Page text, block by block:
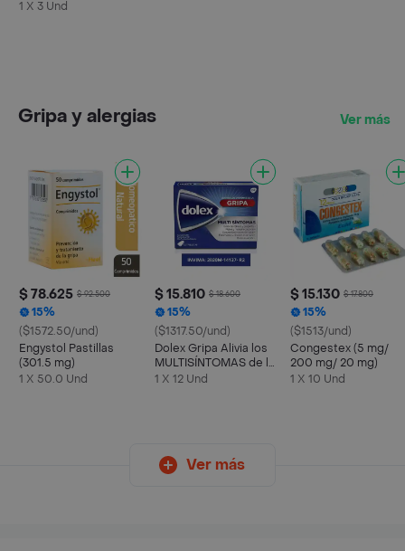
1 X 3 Und
Gripa y alergias Ver más
$ 78.625 $ 92.500
15%
($1572.50/und)
Engystol Pastillas
(301.5 mg)
1 X 50.0 Und
$ 15.810 $ 18.600
15%
($1317.50/und)
Dolex Gripa Alivia los
MULTISÍNTOMAS de la
Gripa X 12 tabs
1 X 12 Und
$ 15.130 $ 17.800
15%
($1513/und)
Congestex (5 mg/
200 mg/ 20 mg)
1 X 10 Und
Ver más